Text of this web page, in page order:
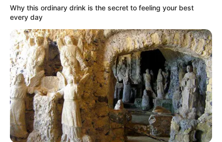
Why this ordinary drink is the secret to feeling your best
every day